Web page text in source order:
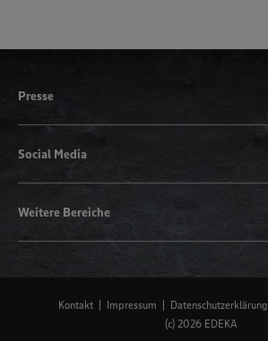
Presse
Social Media
Weitere Bereiche
Kontakt Impressum Datenschutzerklärung
(c) 2026 EDEKA